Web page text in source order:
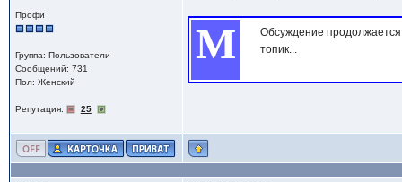
Профи
Группа: Пользователи
Сообщений: 731
Пол: Женский
Репутация: 25
М
Обсуждение продолжается
топик...